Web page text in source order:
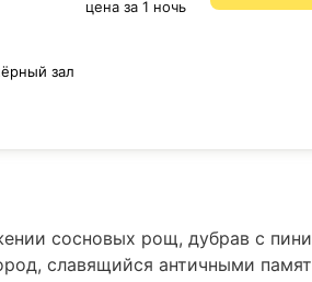
зал
цена за 1 ночь
сосновых рощ, дубрав с
славящийся античными